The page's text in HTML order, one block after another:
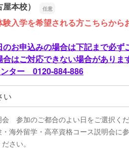
本校）
入学を希望される方こちらから
お申込みの場合は下記まで必ず
はご対応できない場合がありま
ター 0120-884-886
本校）
会 参加のご都合のよい日をご選択く
海外留学・高卒資格コース説明会に
さい。